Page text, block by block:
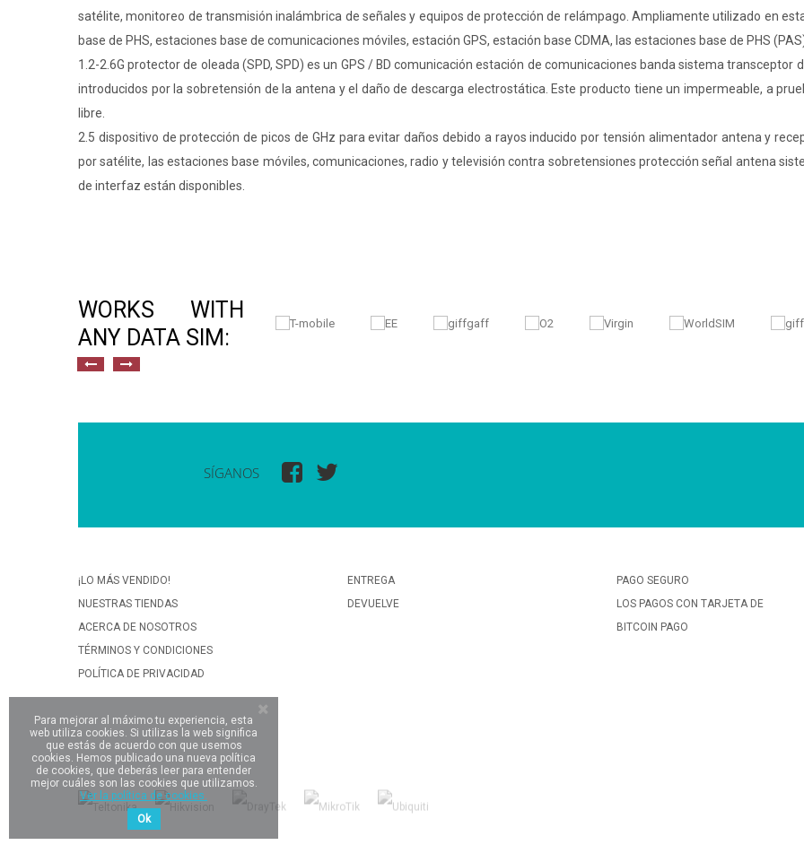
satélite, monitoreo de transmisión inalámbrica de señales y equipos de protección de relámpago. Ampliamente utilizado en
base de PHS, estaciones base de comunicaciones móviles, estación GPS, estación base CDMA, las estaciones base de PHS
1.2-2.6G protector de oleada (SPD, SPD) es un GPS / BD comunicación estación de comunicaciones banda sistema
introducidos por la sobretensión de la antena y el daño de descarga electrostática. Este producto tiene un impermeable, a
libre.
2.5 dispositivo de protección de picos de GHz para evitar daños debido a rayos inducido por tensión alimentador antena y
por satélite, las estaciones base móviles, comunicaciones, radio y televisión contra sobretensiones protección señal antena
de interfaz están disponibles.
WORKS WITH
ANY DATA SIM:
SÍGANOS
¡LO MÁS VENDIDO!
NUESTRAS TIENDAS
ACERCA DE NOSOTROS
TÉRMINOS Y CONDICIONES
POLÍTICA DE PRIVACIDAD
ENTREGA
DEVUELVE
PAGO SEGURO
LOS PAGOS CON TARJETA DE
BITCOIN PAGO
Para mejorar al máximo tu experiencia, esta
web utiliza cookies. Si utilizas la web significa
que estás de acuerdo con que usemos
cookies. Hemos publicado una nueva política
de cookies, que deberás leer para entender
mejor cuáles son las cookies que utilizamos.
Ver la política de cookies.
Ok